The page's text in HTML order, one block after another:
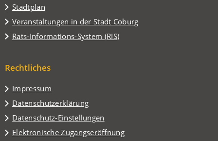
Stadtplan
(Öffnet
in
einem
neuen
Veranstaltungen in der Stadt Coburg
(Öffnet
in
einem
Tab)
Rats-Informations-System (RIS)
(Öffnet
neuen
Rechtliches
Impressum
Datenschutzerklärung
Datenschutz-Einstellungen
Elektronische Zugangseröffnung